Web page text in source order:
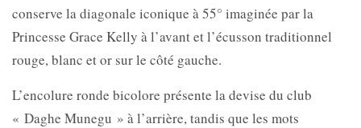
conserve la diagonale iconique à 55° imaginée par la
Princesse Grace Kelly à l’avant et l’écusson traditionnel
rouge, blanc et or sur le côté gauche.
L’encolure ronde bicolore présente la devise du club
« Daghe Munegu » à l’arrière, tandis que les mots